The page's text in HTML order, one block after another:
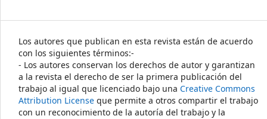
Los autores que publican en esta revista están de acuerdo
con los siguientes términos:-
- Los autores conservan los derechos de autor y garantizan
a la revista el derecho de ser la primera publicación del
trabajo al igual que licenciado bajo una Creative Commons
Attribution License que permite a otros compartir el trabajo
con un reconocimiento de la autoría del trabajo y la